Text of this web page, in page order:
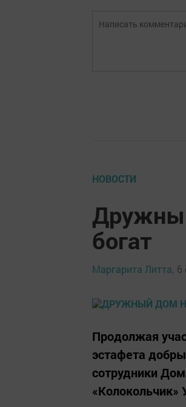
НОВОСТИ
богат
Маргарита Литта, 6
Продолжая
эстафета
сотрудники